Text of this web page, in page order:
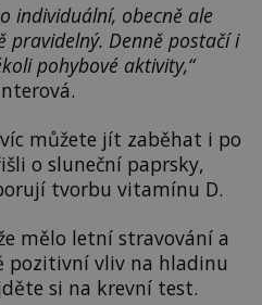
individuální, obecně ale
pravidelný. Denně postačí i
pohybové aktivity,“
můžete jít zaběhat i po
o sluneční paprsky,
tvorbu vitamínu D.
mělo letní stravování a
pozitivní vliv na hladinu
si na krevní test.